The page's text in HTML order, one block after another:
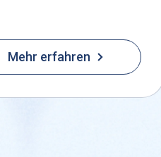
Mehr erfahren